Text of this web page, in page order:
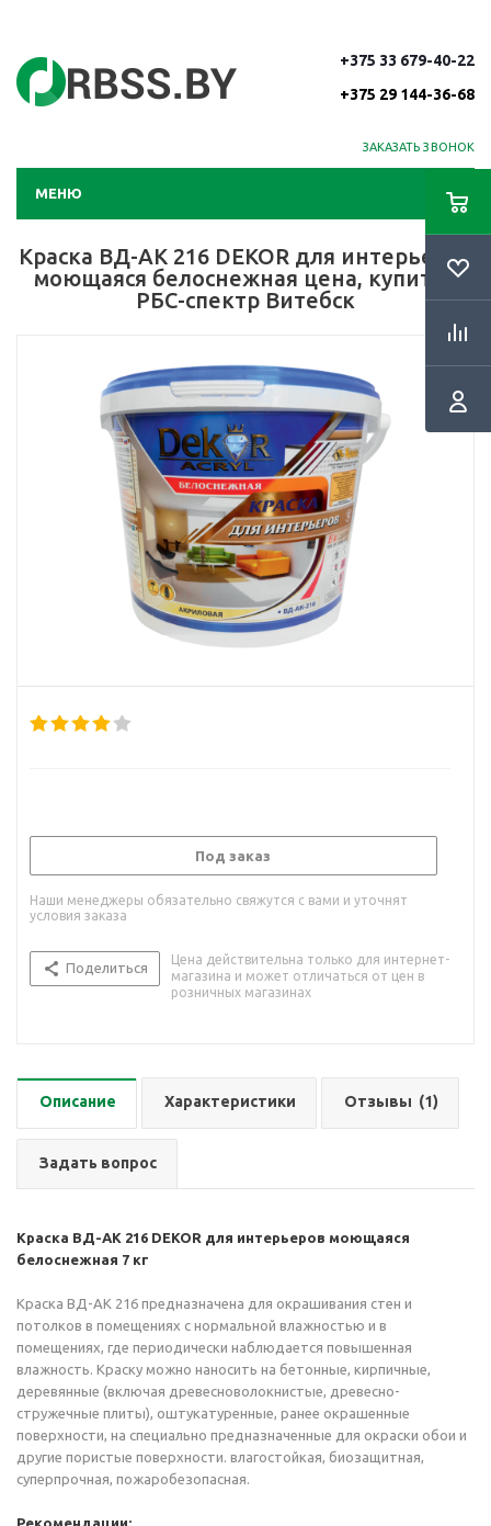
+375 33 679-40-22
+375 29 144-36-68
ЗАКАЗАТЬ ЗВОНОК
МЕНЮ
Краска ВД-АК 216 DEKOR для интерьеров
моющаяся белоснежная цена, купить |
РБС-спектр Витебск
Под заказ
Наши менеджеры обязательно свяжутся с вами и уточнят
условия заказа
Поделиться
Цена действительна только для интернет-
магазина и может отличаться от цен в
розничных магазинах
Описание Характеристики Отзывы (1)
Задать вопрос
Краска ВД-АК 216 DEKOR для интерьеров моющаяся
белоснежная 7 кг
Краска ВД-АК 216 предназначена для окрашивания стен и
потолков в помещениях с нормальной влажностью и в
помещениях, где периодически наблюдается повышенная
влажность. Краску можно наносить на бетонные, кирпичные,
деревянные (включая древесноволокнистые, древесно-
стружечные плиты), оштукатуренные, ранее окрашенные
поверхности, на специально предназначенные для окраски обои и
другие пористые поверхности. влагостойкая, биозащитная,
суперпрочная, пожаробезопасная.
Рекомендации: